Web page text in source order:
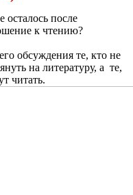
осталось после
к чтению?
обсуждения те, кто не
на литературу, а те,
читать.